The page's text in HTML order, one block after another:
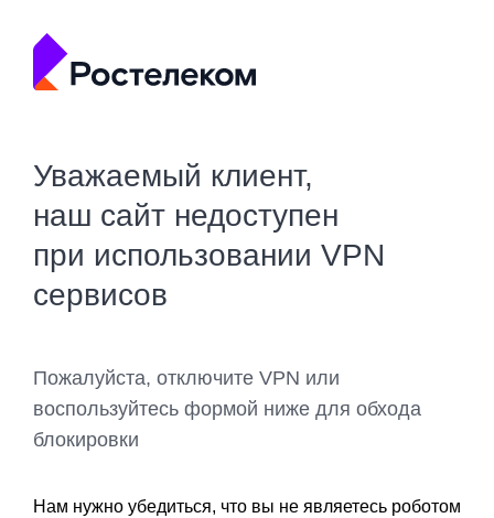
Уважаемый клиент,
наш сайт недоступен
при использовании VPN
сервисов
Пожалуйста, отключите VPN или
воспользуйтесь формой ниже для обхода
блокировки
Нам нужно убедиться, что вы не являетесь роботом